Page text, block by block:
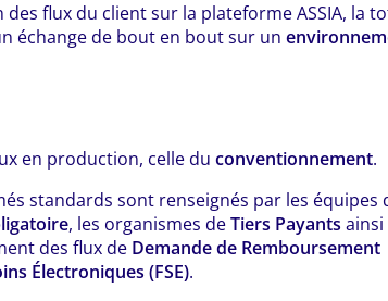
flux du client sur la plateforme ASSIA, la
échange de bout en bout sur un
en production, celle du conventionnement.
standards sont renseignés par les équipes
, les organismes deTiers Payants ainsi
des flux de Demande de Remboursement
Électroniques (FSE).